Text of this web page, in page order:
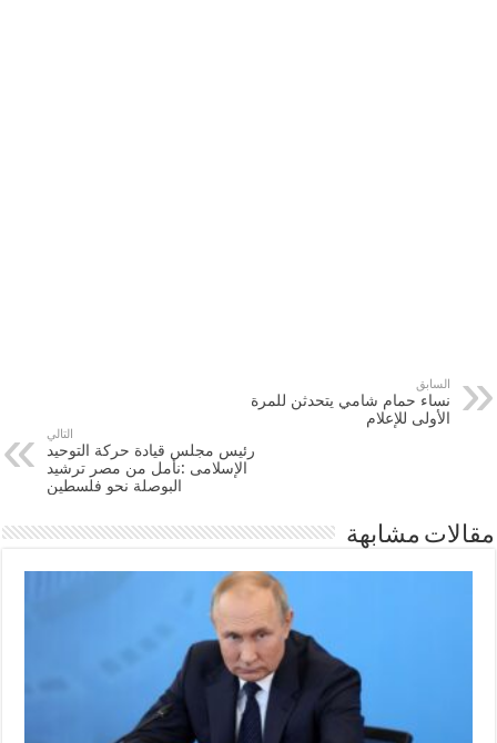
السابق
نساء حمام شامي يتحدثن للمرة
الأولى للإعلام
التالي
رئيس مجلس قيادة حركة التوحيد
الإسلامى :نأمل من مصر ترشيد
البوصلة نحو فلسطين
مقالات مشابهة